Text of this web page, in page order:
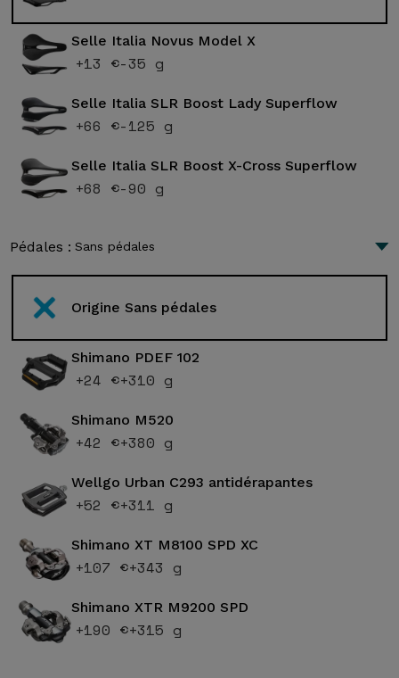
Selle Italia Novus Model X
+13 €-35 g
Selle Italia SLR Boost Lady Superflow
+66 €-125 g
Selle Italia SLR Boost X-Cross Superflow
+68 €-90 g
Pédales : Sans pédales
Origine Sans pédales
Shimano PDEF 102
+24 €+310 g
Shimano M520
+42 €+380 g
Wellgo Urban C293 antidérapantes
+52 €+311 g
Shimano XT M8100 SPD XC
+107 €+343 g
Shimano XTR M9200 SPD
+190 €+315 g